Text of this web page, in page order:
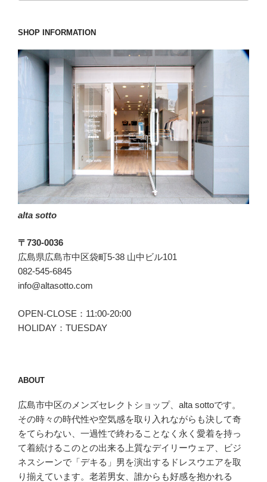
SHOP INFORMATION
alta sotto
〒730-0036
広島県広島市中区袋町5-38 山中ビル101
082-545-6845
info@altasotto.com
OPEN-CLOSE：11:00-20:00
HOLIDAY：TUESDAY
ABOUT
広島市中区のメンズセレクトショップ、alta sottoです。
その時々の時代性や空気感を取り入れながらも決して奇
をてらわない、一過性で終わることなく永く愛着を持っ
て着続けるこのとの出来る上質なデイリーウェア、ビジ
ネスシーンで「デキる」男を演出するドレスウエアを取
り揃えています。老若男女、誰からも好感を抱かれる